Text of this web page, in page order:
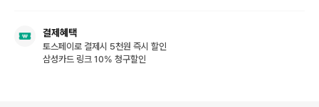
결제혜택
토스페이로 결제시 5천원 즉시 할인
삼성카드 링크 10% 청구할인